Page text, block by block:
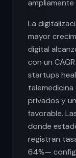
La
mayor
digital
con un
startups
telemedicina
privados y
favorable.
donde
registran
64%—